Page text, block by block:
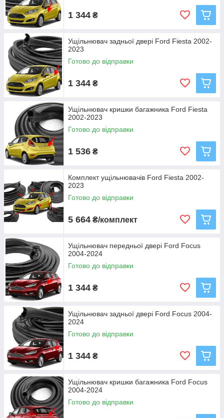
1 344 ₴
Ущільнювач задньої двері Ford Fiesta 2002-
2023
Готово до відправки
1 344 ₴
Ущільнювач кришки багажника Ford Fiesta
2002-2023
Готово до відправки
1 536 ₴
Комплект ущільнювачів Ford Fiesta 2002-
2023
Готово до відправки
5 664 ₴/комплект
Ущільнювач передньої двері Ford Focus
2004-2024
Готово до відправки
1 344 ₴
Ущільнювач задньої двері Ford Focus 2004-
2024
Готово до відправки
1 344 ₴
Ущільнювач кришки багажника Ford Focus
2004-2024
Готово до відправки